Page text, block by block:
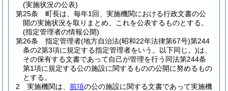
(実施状況の公表)
第25条
町長は、毎年1回、実施機関における行政文書の公
開の実施状況を取りまとめ、これを公表するものとする。
(指定管理者の情報公開)
第26条
指定管理者(地方自治法(昭和22年法律第67号)第244
条の2第3項に規定する指定管理者をいう。以下同じ。)は、
その保有する文書であって自己が管理を行う同法第244条
第1項に規定する公の施設に関するものの公開に努めるもの
とする。
2
実施機関は、 前項の公の施設に関する文書であって実施機